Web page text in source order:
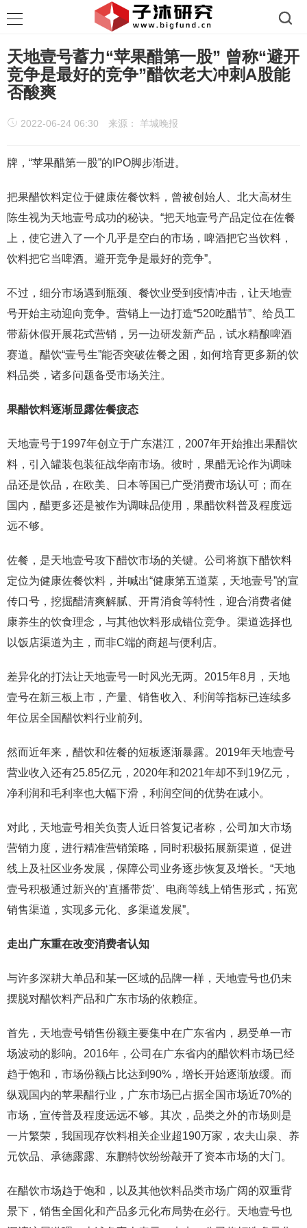
天地壹号蓄力“苹果醋第一股” 曾称“避开
竞争是最好的竞争”醋饮老大冲刺A股能
否酸爽
2022-06-24 06:30 来源： 羊城晚报
牌，“苹果醋第一股”的IPO脚步渐进。
把果醋饮料定位于健康佐餐饮料，曾被创始人、北大高材生
陈生视为天地壹号成功的秘诀。“把天地壹号产品定位在佐餐
上，使它进入了一个几乎是空白的市场，啤酒把它当饮料，
饮料把它当啤酒。避开竞争是最好的竞争”。
不过，细分市场遇到瓶颈、餐饮业受到疫情冲击，让天地壹
号开始主动迎向竞争。营销上一边打造“520吃醋节”、给员工
带薪休假开展花式营销，另一边研发新产品，试水精酿啤酒
赛道。醋饮“壹号生”能否突破佐餐之困，如何培育更多新的饮
料品类，诸多问题备受市场关注。
果醋饮料逐渐显露佐餐疲态
天地壹号于1997年创立于广东湛江，2007年开始推出果醋饮
料，引入罐装包装征战华南市场。彼时，果醋无论作为调味
品还是饮品，在欧美、日本等国已广受消费市场认可；而在
国内，醋更多还是被作为调味品使用，果醋饮料普及程度远
远不够。
佐餐，是天地壹号攻下醋饮市场的关键。公司将旗下醋饮料
定位为健康佐餐饮料，并喊出“健康第五道菜，天地壹号”的宣
传口号，挖掘醋清爽解腻、开胃消食等特性，迎合消费者健
康养生的饮食理念，与其他饮料形成错位竞争。渠道选择也
以饭店渠道为主，而非C端的商超与便利店。
差异化的打法让天地壹号一时风光无两。2015年8月，天地
壹号在新三板上市，产量、销售收入、利润等指标已连续多
年位居全国醋饮料行业前列。
然而近年来，醋饮和佐餐的短板逐渐暴露。2019年天地壹号
营业收入还有25.85亿元，2020年和2021年却不到19亿元，
净利润和毛利率也大幅下滑，利润空间的优势在减小。
对此，天地壹号相关负责人近日答复记者称，公司加大市场
营销力度，进行精准营销策略，同时积极拓展新渠道，促进
线上及社区业务发展，保障公司业务逐步恢复及增长。“天地
壹号积极通过新兴的‘直播带货’、电商等线上销售形式，拓宽
销售渠道，实现多元化、多渠道发展”。
走出广东重在改变消费者认知
与许多深耕大单品和某一区域的品牌一样，天地壹号也仍未
摆脱对醋饮料产品和广东市场的依赖症。
首先，天地壹号销售份额主要集中在广东省内，易受单一市
场波动的影响。2016年，公司在广东省内的醋饮料市场已经
趋于饱和，市场份额占比达到90%，增长开始逐渐放缓。而
纵观国内的苹果醋行业，广东市场已占据全国市场近70%的
市场，宣传普及程度远远不够。其次，品类之外的市场则是
一片繁荣，我国现存饮料相关企业超190万家，农夫山泉、养
元饮品、承德露露、东鹏特饮纷纷敲开了资本市场的大门。
在醋饮市场趋于饱和，以及其他饮料品类市场广阔的双重背
景下，销售全国化和产品多元化布局势在必行。天地壹号也